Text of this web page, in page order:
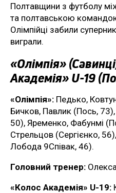
Полтавщини з футболу
та полтавською
Олімпійці забили
виграли.
«Олімпія»
Академія» U-19
«Олімпія»: Педько,
Бичков, Павлик (Пось,
50), Яременко, Фабунмі
Стрельцов (Сергієнко,
Лобода 9Співак, 46).
Головний тренер:
«Колос Академія» U-19: